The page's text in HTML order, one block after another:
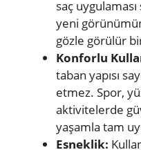
saç
yeni
gözle görülür
Konforlu
taban yapısı
etmez. Spor,
aktivitelerde
yaşamla tam
Esneklik: